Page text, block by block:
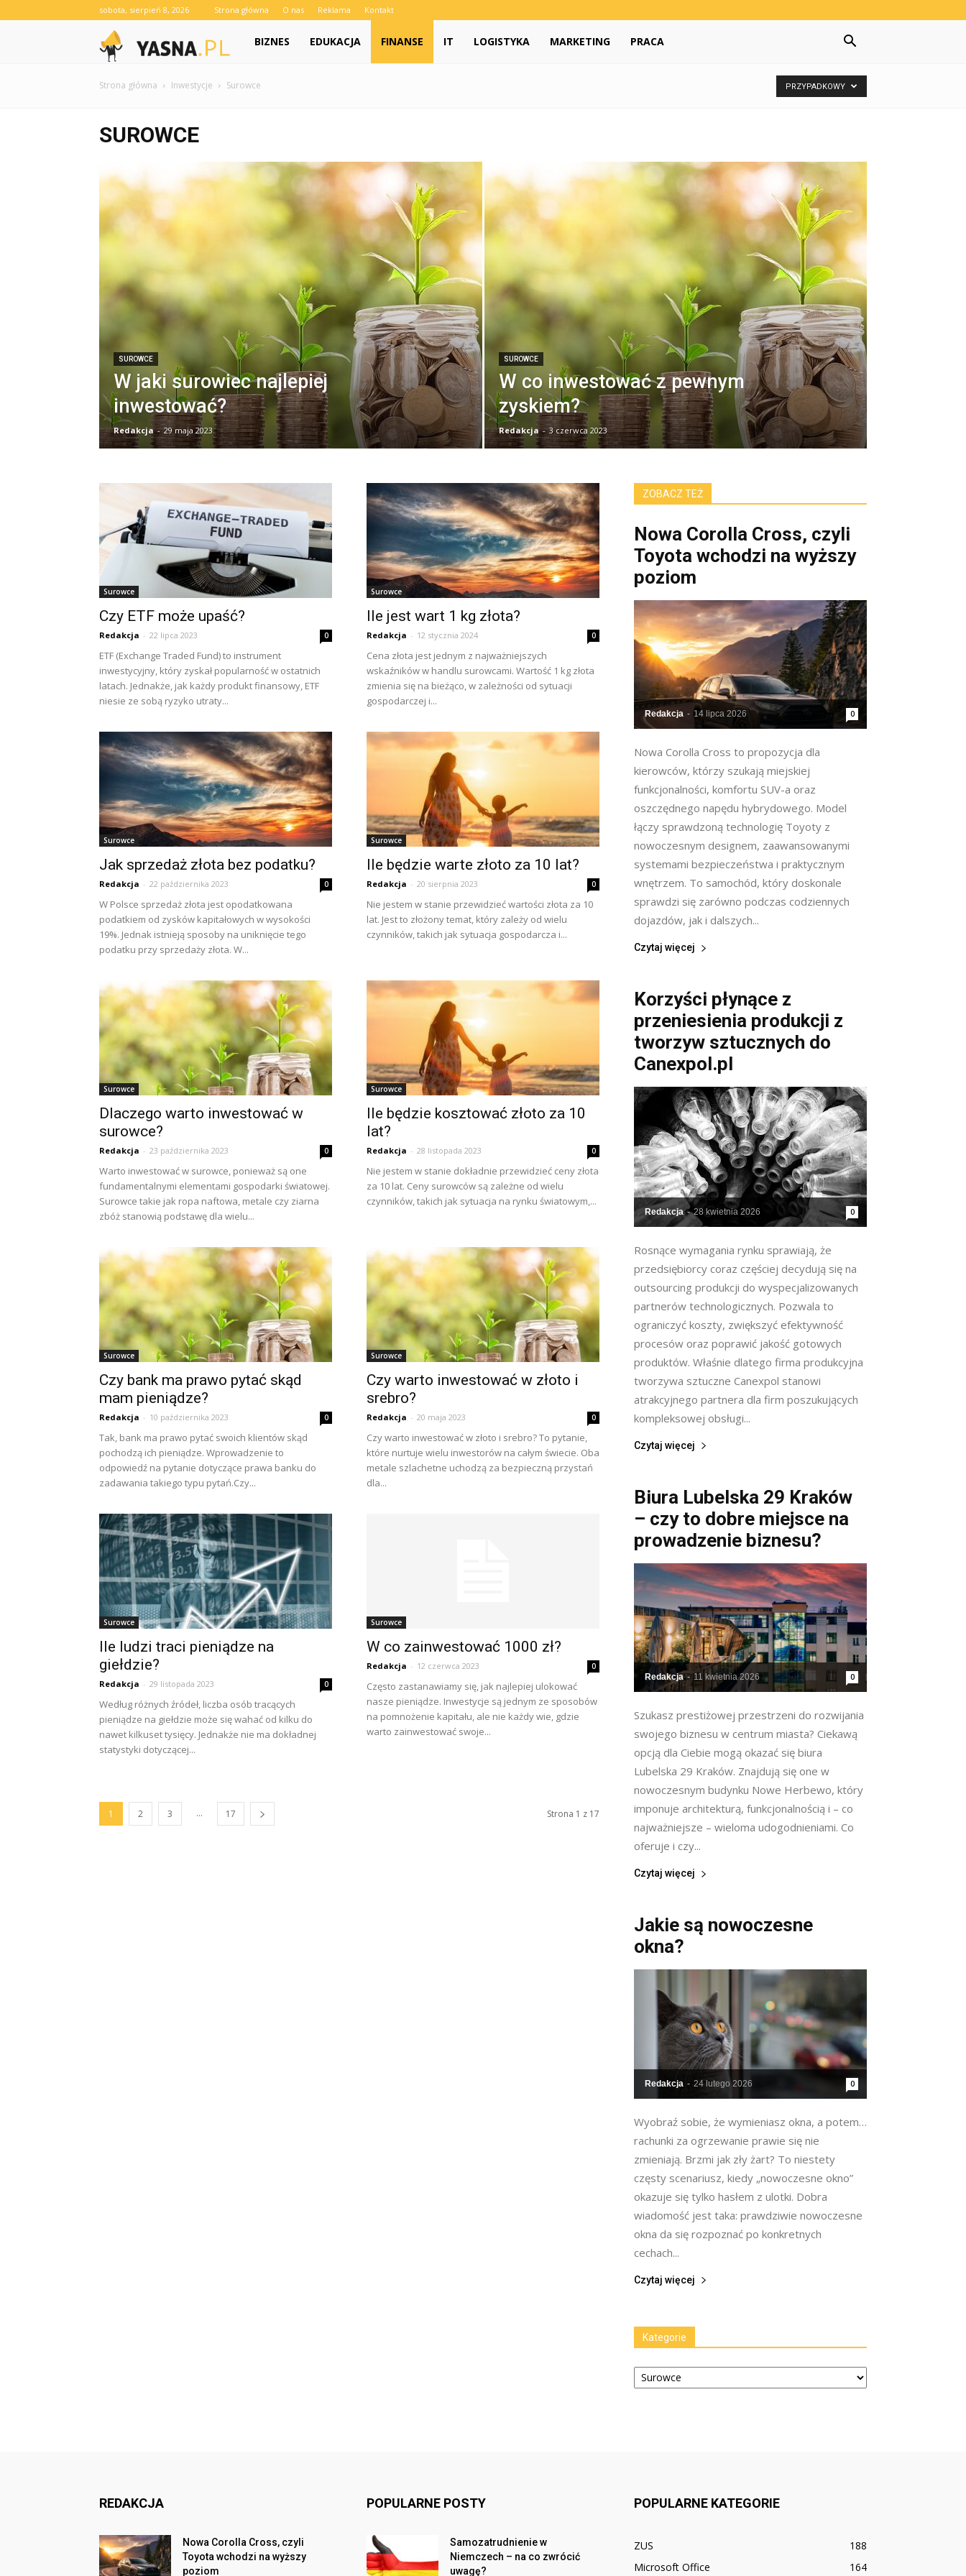
sobota, sierpień 8, 2026 Strona główna O nas Reklama Kontakt
Yasna.pl
BIZNES EDUKACJA FINANSE IT LOGISTYKA MARKETING PRACA
Strona główna Inwestycje Surowce PRZYPADKOWY
SUROWCE
SUROWCE
W jaki surowiec najlepiej
inwestować?
Redakcja - 29 maja 2023
SUROWCE
W co inwestować z pewnym
zyskiem?
Redakcja - 3 czerwca 2023
Surowce
Czy ETF może upaść?
Redakcja - 22 lipca 2023 0
ETF (Exchange Traded Fund) to instrument
inwestycyjny, który zyskał popularność w ostatnich
latach. Jednakże, jak każdy produkt finansowy, ETF
niesie ze sobą ryzyko utraty...
Surowce
Ile jest wart 1 kg złota?
Redakcja - 12 stycznia 2024 0
Cena złota jest jednym z najważniejszych
wskaźników w handlu surowcami. Wartość 1 kg złota
zmienia się na bieżąco, w zależności od sytuacji
gospodarczej i...
Surowce
Jak sprzedaż złota bez podatku?
Redakcja - 22 października 2023 0
W Polsce sprzedaż złota jest opodatkowana
podatkiem od zysków kapitałowych w wysokości
19%. Jednak istnieją sposoby na uniknięcie tego
podatku przy sprzedaży złota. W...
Surowce
Ile będzie warte złoto za 10 lat?
Redakcja - 20 sierpnia 2023 0
Nie jestem w stanie przewidzieć wartości złota za 10
lat. Jest to złożony temat, który zależy od wielu
czynników, takich jak sytuacja gospodarcza i...
Surowce
Dlaczego warto inwestować w
surowce?
Redakcja - 23 października 2023 0
Warto inwestować w surowce, ponieważ są one
fundamentalnymi elementami gospodarki światowej.
Surowce takie jak ropa naftowa, metale czy ziarna
zbóż stanowią podstawę dla wielu...
Surowce
Ile będzie kosztować złoto za 10
lat?
Redakcja - 28 listopada 2023 0
Nie jestem w stanie dokładnie przewidzieć ceny złota
za 10 lat. Ceny surowców są zależne od wielu
czynników, takich jak sytuacja na rynku światowym,...
Surowce
Czy bank ma prawo pytać skąd
mam pieniądze?
Redakcja - 10 października 2023 0
Tak, bank ma prawo pytać swoich klientów skąd
pochodzą ich pieniądze. Wprowadzenie to
odpowiedź na pytanie dotyczące prawa banku do
zadawania takiego typu pytań.Czy...
Surowce
Czy warto inwestować w złoto i
srebro?
Redakcja - 20 maja 2023 0
Czy warto inwestować w złoto i srebro? To pytanie,
które nurtuje wielu inwestorów na całym świecie. Oba
metale szlachetne uchodzą za bezpieczną przystań
dla...
Surowce
Ile ludzi traci pieniądze na
giełdzie?
Redakcja - 29 listopada 2023 0
Według różnych źródeł, liczba osób tracących
pieniądze na giełdzie może się wahać od kilku do
nawet kilkuset tysięcy. Jednakże nie ma dokładnej
statystyki dotyczącej...
Surowce
W co zainwestować 1000 zł?
Redakcja - 12 czerwca 2023 0
Często zastanawiamy się, jak najlepiej ulokować
nasze pieniądze. Inwestycje są jednym ze sposobów
na pomnożenie kapitału, ale nie każdy wie, gdzie
warto zainwestować swoje...
1 2 3 ... 17 Strona 1 z 17
ZOBACZ TEŻ
Nowa Corolla Cross, czyli
Toyota wchodzi na wyższy
poziom
Redakcja - 14 lipca 2026 0
Nowa Corolla Cross to propozycja dla
kierowców, którzy szukają miejskiej
funkcjonalności, komfortu SUV-a oraz
oszczędnego napędu hybrydowego. Model
łączy sprawdzoną technologię Toyoty z
nowoczesnym designem, zaawansowanymi
systemami bezpieczeństwa i praktycznym
wnętrzem. To samochód, który doskonale
sprawdzi się zarówno podczas codziennych
dojazdów, jak i dalszych...
Czytaj więcej
Korzyści płynące z
przeniesienia produkcji z
tworzyw sztucznych do
Canexpol.pl
Redakcja - 28 kwietnia 2026 0
Rosnące wymagania rynku sprawiają, że
przedsiębiorcy coraz częściej decydują się na
outsourcing produkcji do wyspecjalizowanych
partnerów technologicznych. Pozwala to
ograniczyć koszty, zwiększyć efektywność
procesów oraz poprawić jakość gotowych
produktów. Właśnie dlatego firma produkcyjna
tworzywa sztuczne Canexpol stanowi
atrakcyjnego partnera dla firm poszukujących
kompleksowej obsługi...
Czytaj więcej
Biura Lubelska 29 Kraków
– czy to dobre miejsce na
prowadzenie biznesu?
Redakcja - 11 kwietnia 2026 0
Szukasz prestiżowej przestrzeni do rozwijania
swojego biznesu w centrum miasta? Ciekawą
opcją dla Ciebie mogą okazać się biura
Lubelska 29 Kraków. Znajdują się one w
nowoczesnym budynku Nowe Herbewo, który
imponuje architekturą, funkcjonalnością i – co
najważniejsze – wieloma udogodnieniami. Co
oferuje i czy...
Czytaj więcej
Jakie są nowoczesne
okna?
Redakcja - 24 lutego 2026 0
Wyobraź sobie, że wymieniasz okna, a potem…
rachunki za ogrzewanie prawie się nie
zmieniają. Brzmi jak zły żart? To niestety
częsty scenariusz, kiedy „nowoczesne okno”
okazuje się tylko hasłem z ulotki. Dobra
wiadomość jest taka: prawdziwie nowoczesne
okna da się rozpoznać po konkretnych
cechach...
Czytaj więcej
Kategorie
Kategorie
REDAKCJA
Nowa Corolla Cross, czyli
Toyota wchodzi na wyższy
poziom
POPULARNE POSTY
Samozatrudnienie w
Niemczech – na co zwrócić
uwagę?
POPULARNE KATEGORIE
ZUS
188
Microsoft Office
164